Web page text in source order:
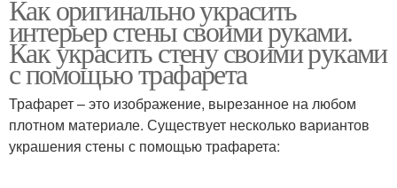
Как оригинально украсить
интерьер стены своими руками.
Как украсить стену своими руками
с помощью трафарета
Трафарет – это изображение, вырезанное на любом
плотном материале. Существует несколько вариантов
украшения стены с помощью трафарета: